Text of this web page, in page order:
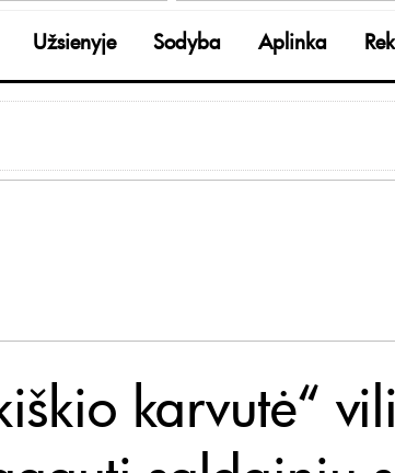
Užsienyje Sodyba Aplinka
karvutė“